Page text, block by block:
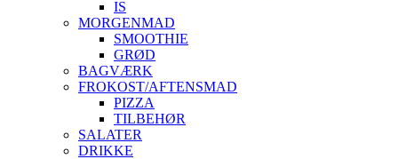
IS
MORGENMAD
SMOOTHIE
GRØD
BAGVÆRK
FROKOST/AFTENSMAD
PIZZA
TILBEHØR
SALATER
DRIKKE